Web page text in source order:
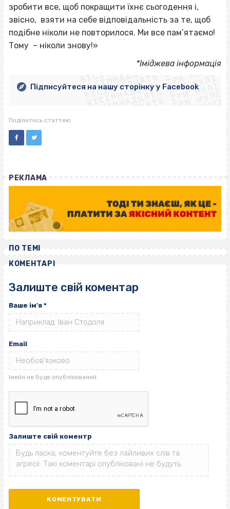
зробити все, щоб покращити їхнє сьогодення і,
звісно, взяти на себе відповідальність за те, щоб
подібне ніколи не повторилося. Ми все пам’ятаємо!
Тому – ніколи знову!»
*Іміджева інформація
ВІСІМНАДЦЯТЬ ТРИ НУЛІ
ВІСІМНАДЦЯТЬ ТРИ НУЛІ
ВІСІМНАДЦЯТЬ ТРИ НУЛІ
ВІСІМНАДЦЯТЬ ТРИ НУЛІ
ВІСІМНАДЦЯТЬ ТРИ НУЛІ
ВІСІМНАДЦЯТЬ ТРИ НУЛІ
ВІСІМНАДЦЯТЬ ТРИ НУЛІ
ВІСІМНАДЦЯТЬ ТРИ НУЛІ
Підписуйтеся на нашу сторінку у Facebook
Поділитись статтею
РЕКЛАМА
ПО ТЕМІ
КОМЕНТАРІ
Залиште свій коментар
Ваше ім'я *
Email
Залиште свій коментр